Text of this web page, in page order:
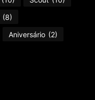
(8)
Aniversário (2)